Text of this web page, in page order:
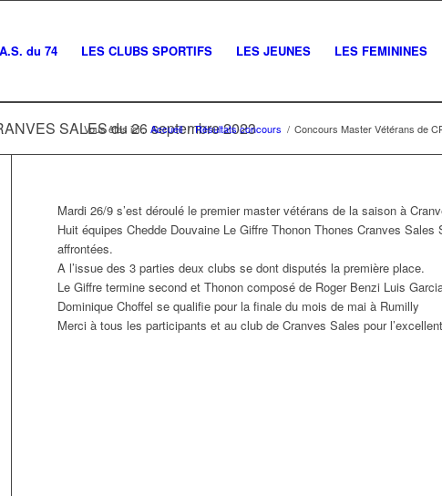
du 74 LES CLUBS SPORTIFS LES JEUNES LES FEMININES
SALES du 26 septembre 2023
Vous êtes ici : Accueil / Résultats concours / Concours Master Vétérans de
Mardi 26/9 s’est déroulé le premier master vétérans de la saison à
Huit équipes Chedde Douvaine Le Giffre Thonon Thones Cranves
affrontées.
A l’issue des 3 parties deux clubs se dont disputés la première place.
Le Giffre termine second et Thonon composé de Roger Benzi Luis
Dominique Choffel se qualifie pour la finale du mois de mai à Rumilly
Merci à tous les participants et au club de Cranves Sales pour